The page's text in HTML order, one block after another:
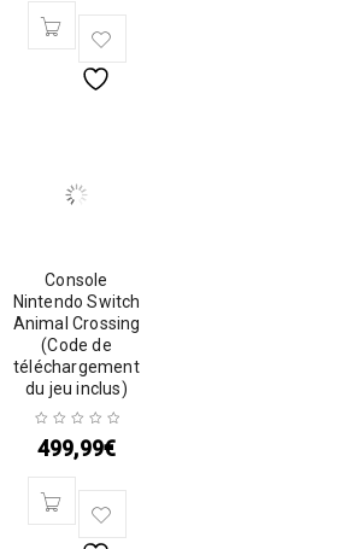
Console
Nintendo Switch
Animal Crossing
(Code de
téléchargement
du jeu inclus)
499,99€